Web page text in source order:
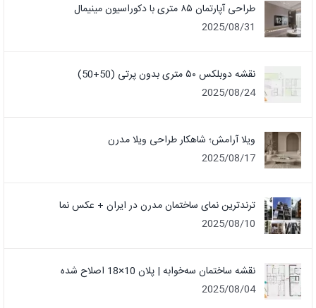
طراحی آپارتمان ۸۵ متری با دکوراسیون مینیمال
2025/08/31
نقشه دوبلکس ۵۰ متری بدون پرتی (50+50)
2025/08/24
ویلا آرامش؛ شاهکار طراحی ویلا مدرن
2025/08/17
ترندترین نمای ساختمان مدرن در ایران + عکس نما
2025/08/10
نقشه ساختمان سه‌خوابه | پلان 10×18 اصلاح شده
2025/08/04